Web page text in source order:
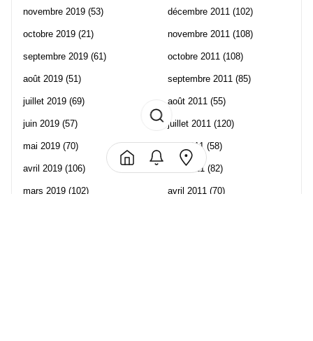
novembre 2019 (53)
octobre 2019 (21)
septembre 2019 (61)
août 2019 (51)
juillet 2019 (69)
juin 2019 (57)
mai 2019 (70)
avril 2019 (106)
mars 2019 (102)
décembre 2011 (102)
novembre 2011 (108)
octobre 2011 (108)
septembre 2011 (85)
août 2011 (55)
juillet 2011 (120)
juin 2011 (58)
mai 2011 (82)
avril 2011 (70)